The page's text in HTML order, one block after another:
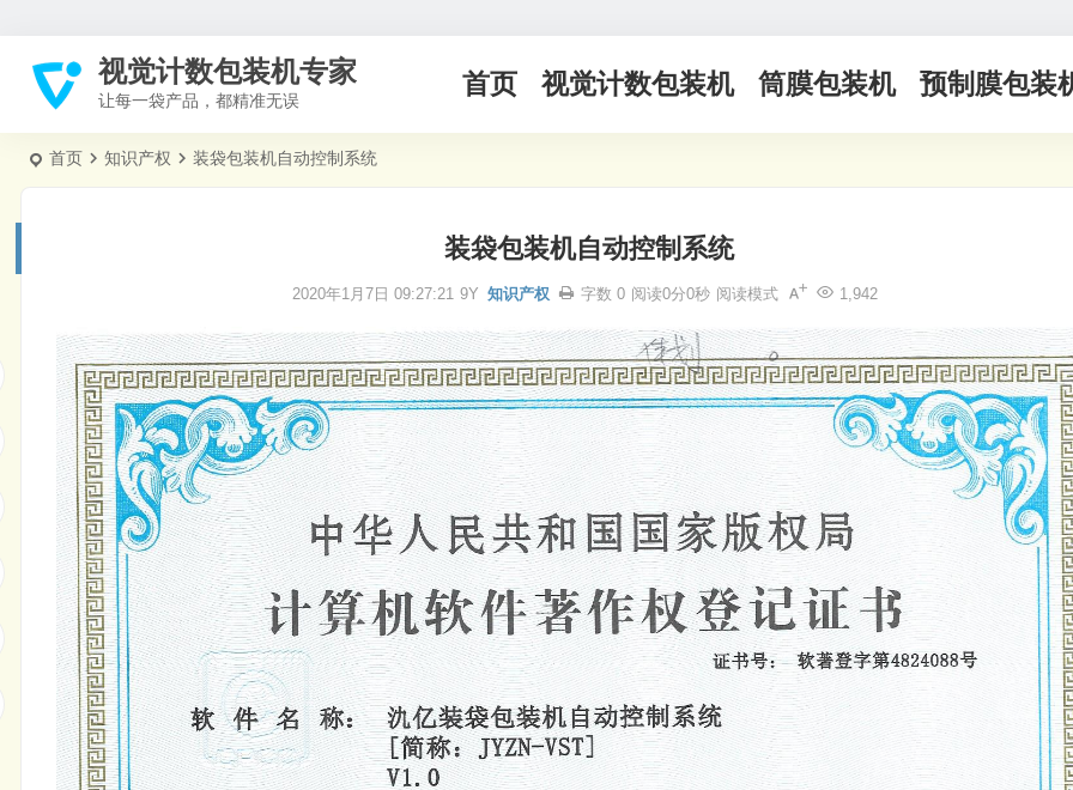
视觉计数包装机专家
让每一袋产品，都精准无误
首页 视觉计数包装机 筒膜包装机 预制膜包装
首页 知识产权 装袋包装机自动控制系统
装袋包装机自动控制系统
2020年1月7日 09:27:21 9Y 知识产权 1,942
字数 0 阅读0分0秒 阅读模式